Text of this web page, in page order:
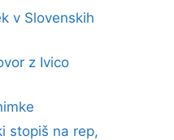
v Slovenskih
z Ivico
stopiš na rep,